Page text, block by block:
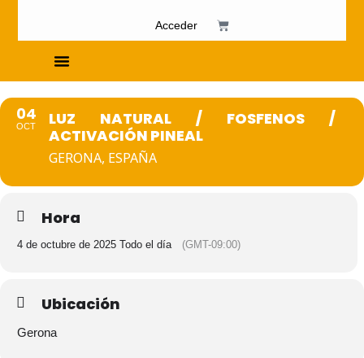
Acceder
04
OCT
LUZ NATURAL / FOSFENOS /
ACTIVACIÓN PINEAL
GERONA, ESPAÑA
Hora
4 de octubre de 2025 Todo el día (GMT-09:00)
Ubicación
Gerona